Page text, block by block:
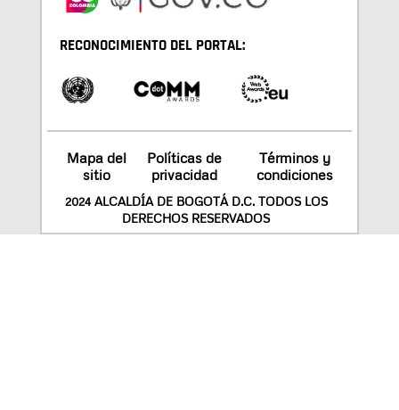
RECONOCIMIENTO DEL PORTAL:
Mapa del
sitio
Políticas de
privacidad
Términos y
condiciones
2024 ALCALDÍA DE BOGOTÁ D.C. TODOS LOS
DERECHOS RESERVADOS